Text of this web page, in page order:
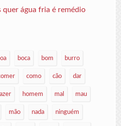
quer água fria é remédio
boca bom burro
como cão dar
homem mal mau
mão nada ninguém